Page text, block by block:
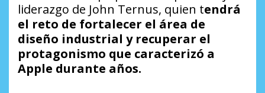
liderazgo de John Ternus, quien tendrá
el reto de fortalecer el área de
diseño industrial y recuperar el
protagonismo que caracterizó a
Apple durante años.